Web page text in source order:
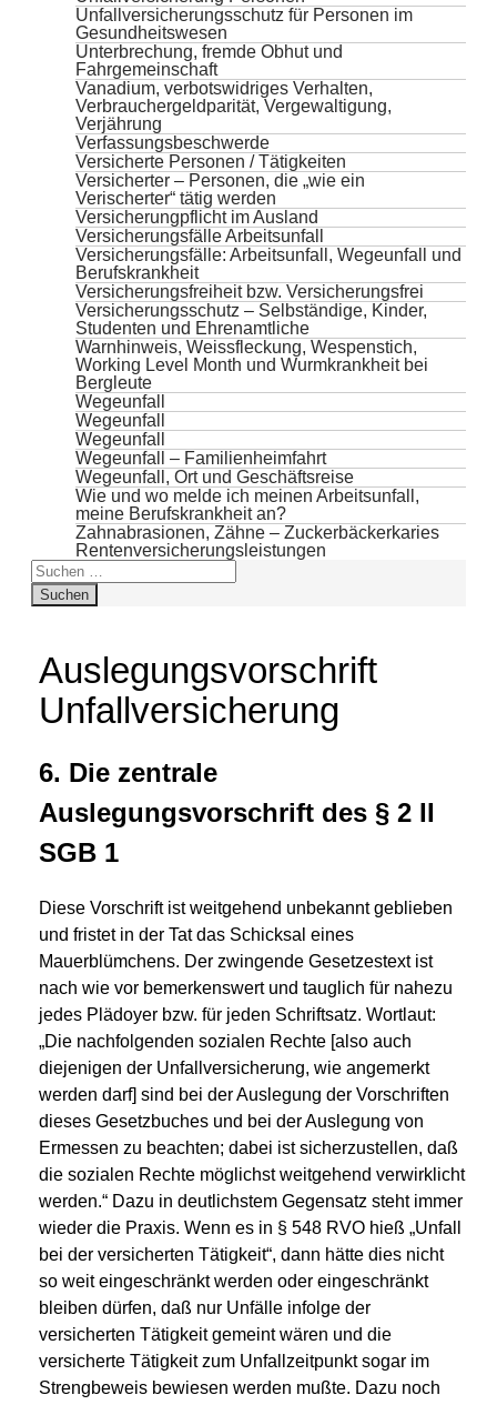
Unfallversicherungsschutz für Personen im
Gesundheitswesen
Unterbrechung, fremde Obhut und
Fahrgemeinschaft
Vanadium, verbotswidriges Verhalten,
Verbrauchergeldparität, Vergewaltigung,
Verjährung
Verfassungsbeschwerde
Versicherte Personen / Tätigkeiten
Versicherter – Personen, die „wie ein
Verischerter“ tätig werden
Versicherungpflicht im Ausland
Versicherungsfälle Arbeitsunfall
Versicherungsfälle: Arbeitsunfall, Wegeunfall und
Berufskrankheit
Versicherungsfreiheit bzw. Versicherungsfrei
Versicherungsschutz – Selbständige, Kinder,
Studenten und Ehrenamtliche
Warnhinweis, Weissfleckung, Wespenstich,
Working Level Month und Wurmkrankheit bei
Bergleute
Wegeunfall
Wegeunfall
Wegeunfall
Wegeunfall – Familienheimfahrt
Wegeunfall, Ort und Geschäftsreise
Wie und wo melde ich meinen Arbeitsunfall,
meine Berufskrankheit an?
Zahnabrasionen, Zähne – Zuckerbäckerkaries
Rentenversicherungsleistungen
Suchen
nach:
Auslegungsvorschrift
Unfallversicherung
6. Die zentrale
Auslegungsvorschrift des § 2 II
SGB 1
Diese Vorschrift ist weitgehend unbekannt geblieben
und fristet in der Tat das Schicksal eines
Mauerblümchens. Der zwingende Gesetzestext ist
nach wie vor bemerkenswert und tauglich für nahezu
jedes Plädoyer bzw. für jeden Schriftsatz. Wortlaut:
„Die nachfolgenden sozialen Rechte [also auch
diejenigen der Unfallversicherung, wie angemerkt
werden darf] sind bei der Auslegung der Vorschriften
dieses Gesetzbuches und bei der Auslegung von
Ermessen zu beachten; dabei ist sicherzustellen, daß
die sozialen Rechte möglichst weitgehend verwirklicht
werden.“ Dazu in deutlichstem Gegensatz steht immer
wieder die Praxis. Wenn es in § 548 RVO hieß „Unfall
bei der versicherten Tätigkeit“, dann hätte dies nicht
so weit eingeschränkt werden oder eingeschränkt
bleiben dürfen, daß nur Unfälle infolge der
versicherten Tätigkeit gemeint wären und die
versicherte Tätigkeit zum Unfallzeitpunkt sogar im
Strengbeweis bewiesen werden mußte. Dazu noch